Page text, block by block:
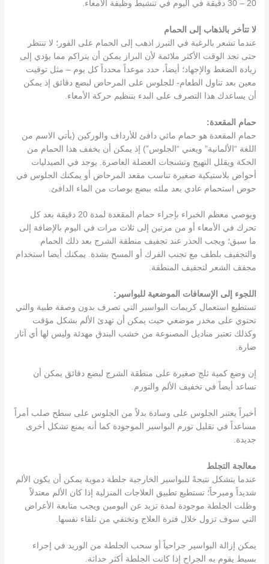
20 – 30 دقيقة في اليوم في تنشيط وظيفة الأمعاء.
لا تتأخر بالذهاب إلى الحمام
عندما تشعر بالرغبة في التبرز اذهب إلى الحمام على الفور؛ لا تنتظر
حتى تجد الوقت الأكثر ملائمة لأن البراز يمكن أن يتراكم مما يؤدي إلى
زيادة الضغط والإجهاد؛ أيضاً، حدد موعداً محدداً كل يوم – مثل توقيت
معين بعد تناول الطعام- للجلوس على المرحاض لبضع دقائق إذ يمكن
أن يساعدك هذا التصرف على البدء بتنظيم حركة الأمعاء.
حمام المقعدة:
حمام المقعدة هو حمام مائي دافئ للأرداف والوركين (يأتي الاسم من
اللغة “الألمانية” ويعني “الجلوس”) إذ يمكن أن يخفف هذا الحمام من
الحكة ويقلل التهيج وتشنجات العضلة العاصرة. يوجد في الصيدليات
أحواض بلاستيكية صغيرة تناسب مقعد المرحاض أو يمكنك الجلوس في
حوض استحمام عادي بعد ملئه ببضع بوصات من الماء الدافئ.
ويوصي معظم الخبراء بإجراء حمام المقعدة لمدة 20 دقيقة بعد كل
تحرك في الأمعاء أو من مرتين إلى ثلاث مرات في اليوم بالإضافة إلى
ما سبق؛ ويجب الحذر عند تجفيف منطقة الشرج بعد ذلك الحمام
والتجفيف بلطف مع تجنب الفرك أو المسح بشدة. يمكنك أيضا استخدام
مجفف الشعر لتجفيف المنطقة.
اللجوء إلى الإسعافات الموضعية للبواسير:
تستطيع استعمال كريمات البواسير التي تصرف بدون وصفة طبية والتي
تحتوي على مخدر موضعي حيث يمكن أن تهدئ الألم بشكل مؤقت
وكذلك تعتبر مناديل المصنوعة من خشب البندق مهدئة وليس لها أي آثار
ضارة.
إن وضع كمية ثلج صغيرة على منطقة الشرج لبضع دقائق يمكن أن
تساعد أيضاً في تخفيف الألم والتورم.
أخيراً يعتبر الجلوس على وسادة بدلاً من الجلوس على سطح صلب أمراً
مساعداً في تقليل تورم البواسير الموجودة كما أنه يمنع تشكل أخرى
جديدة.
معالجة التجلط
عندما يتشكل نتيجةً للبواسير الخارجية جلطة دموية يمكن أن يكون الألم
شديداً ومبرحاً؛ تستطيع تطبيق العلاجات المنزلية إذا كان الألم معتدلاً
وظلت الجلطة موجودة لمدة تزيد عن اليومين ويجب متابعة الأعراض
التي سوف تزول خلال فترة العلاج وتختفي من تلقاء نفسها.
يمكن إزالة البواسير جراحياً أو سحب الجلطة من الوريد في إجراء
بسيط يقوم به الجراح إذا كانت الجلطة أكثر حداثة.